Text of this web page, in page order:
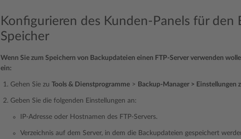
Konfigurieren des Kunden-Panels für den
Speicher
Wenn Sie zum Speichern von Backupdateien einen FTP-Server verwenden
ein:
Gehen Sie zu Tools & Dienstprogramme > Backup-Manager > Einstellungen
Geben Sie die folgenden Einstellungen an:
IP-Adresse oder Hostnamen des FTP-Servers.
Verzeichnis auf dem Server, in dem die Backupdateien gespeichert